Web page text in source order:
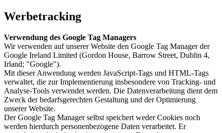
Werbetracking
Verwendung des Google Tag Managers
Wir verwenden auf unserer Website den Google Tag Manager der
Google Ireland Limited (Gordon House, Barrow Street, Dublin 4,
Irland; "Google").
Mit dieser Anwendung werden JavaScript-Tags und HTML-Tags
verwaltet, die zur Implementierung insbesondere von Tracking- und
Analyse-Tools verwendet werden. Die Datenverarbeitung dient dem
Zweck der bedarfsgerechten Gestaltung und der Optimierung
unserer Website.
Der Google Tag Manager selbst speichert weder Cookies noch
werden hierdurch personenbezogene Daten verarbeitet. Er